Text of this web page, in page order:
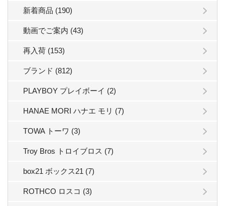
新着商品 (190)
動画でご案内 (43)
再入荷 (153)
ブランド (812)
PLAYBOY プレイボーイ (2)
HANAE MORI ハナエ モリ (7)
TOWA トーワ (3)
Troy Bros トロイブロス (7)
box21 ボックス21 (7)
ROTHCO ロスコ (3)